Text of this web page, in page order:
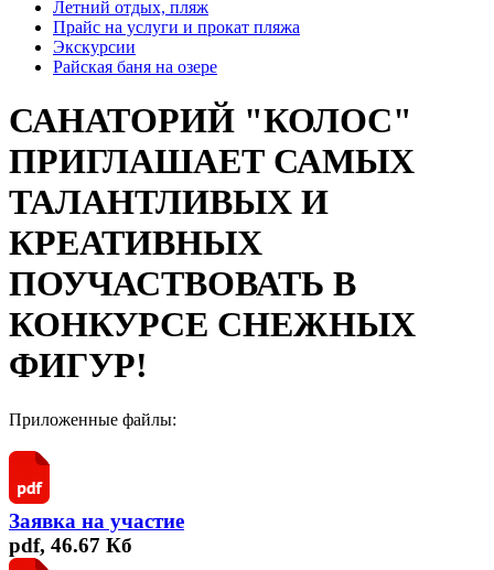
Летний отдых, пляж
Прайс на услуги и прокат пляжа
Экскурсии
Райская баня на озере
САНАТОРИЙ "КОЛОС"
ПРИГЛАШАЕТ САМЫХ
ТАЛАНТЛИВЫХ И
КРЕАТИВНЫХ
ПОУЧАСТВОВАТЬ В
КОНКУРСЕ СНЕЖНЫХ
ФИГУР!
Приложенные файлы:
Заявка на участие
pdf, 46.67 Кб